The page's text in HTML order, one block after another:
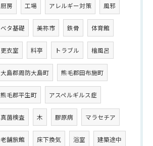
厨房 工場 アレルギー対策 風邪
ベタ基礎 美祢市 鉄骨 体育館
更衣室 料亭 トラブル 檜風呂
大島郡周防大島町 熊毛郡田布施町
熊毛郡平生町 アスペルギルス症
真菌検査 木 膠原病 マラセチア
老舗旅館 床下換気 浴室 建築途中